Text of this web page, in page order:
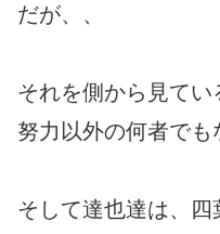
だが、、
それを側から見て
努力以外の何者でも
そして達也達は、